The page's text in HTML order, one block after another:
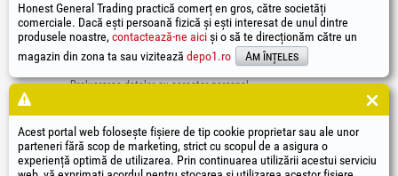
Legături Utile
Prelucrarea datelor cu caracter personal
Datele de identificare ale societății
Autoritatea națională pentru protecția consumatorilor
Soluționarea online a litigiilor
Honest General Trading practică comerț en gros, către societăți
comerciale. Dacă ești persoană fizică și ești interesat de unul dintre
produsele noastre, contactează-ne aiciși o să te direcționăm către un
magazin din zona ta sau vizitează depo1.ro Am înțeles
Acest portal web folosește fișiere de tip cookie proprietar sau ale unor
parteneri fără scop de marketing, strict cu scopul de a asigura o
experiență optimă de utilizarea. Prin continuarea utilizării acestui serviciu